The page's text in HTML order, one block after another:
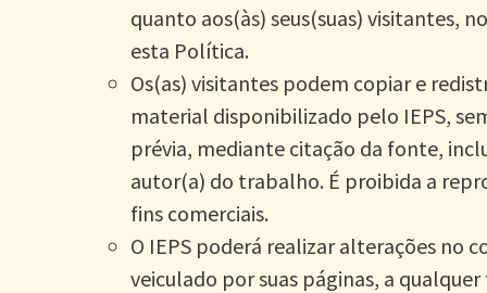
quanto aos(às) seus(suas) visitantes,
esta Política.
Os(as) visitantes podem copiar e
material disponibilizado pelo IEPS,
prévia, mediante citação da fonte,
autor(a) do trabalho. É proibida a
fins comerciais.
O IEPS poderá realizar alterações no
veiculado por suas páginas, a